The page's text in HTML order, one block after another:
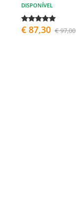
DISPONÍVEL
€ 87,30 € 97,00